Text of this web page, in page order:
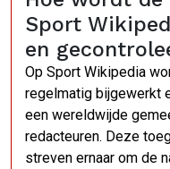
Sport
en
Op Sport Wikipedia
regelmatig bijgewerkt
een wereldwijde
redacteuren. Deze
streven ernaar om de